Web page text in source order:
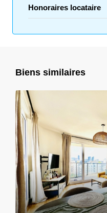
Honoraires locataire
Biens similaires